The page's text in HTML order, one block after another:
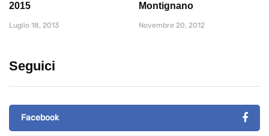
2015
Luglio 18, 2013
Montignano
Novembre 20, 2012
Seguici
Facebook